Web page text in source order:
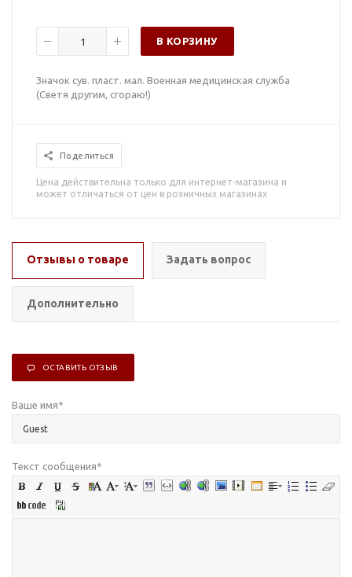
В КОРЗИНУ
Значок сув. пласт. мал. Военная медицинская служба
(Светя другим, сгораю!)
Поделиться
Цена действительна только для интернет-магазина и
может отличаться от цен в розничных магазинах
Отзывы о товаре Задать вопрос
Дополнительно
ОСТАВИТЬ ОТЗЫВ
Ваше имя*
Текст сообщения*